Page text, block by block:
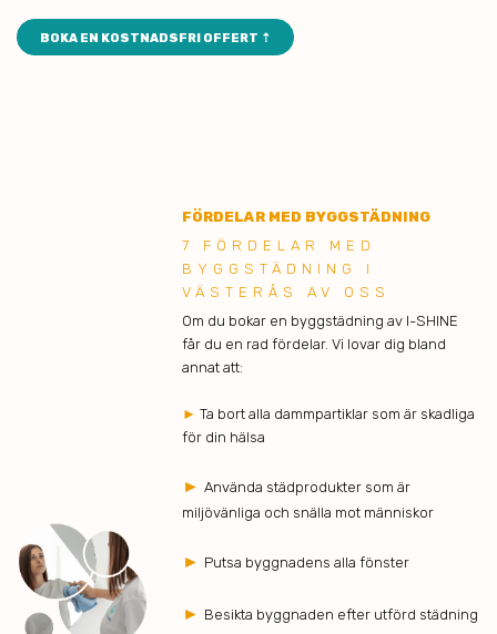
BOKA EN KOSTNADSFRI OFFERT ⇡
FÖRDELAR MED BYGGSTÄDNING
7 FÖRDELAR MED
BYGGSTÄDNING I
VÄSTERÅS AV OSS
Om du bokar en byggstädning av I-SHINE
får du en rad fördelar. Vi lovar dig bland
annat att:
►Ta bort alla dammpartiklar som är skadliga
för din hälsa
►Använda städprodukter som är
miljövänliga och snälla mot människor
► Putsa byggnadens alla fönster
► Besikta byggnaden efter utförd städning